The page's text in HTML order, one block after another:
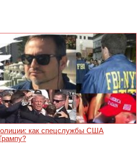
как спецслужбы США